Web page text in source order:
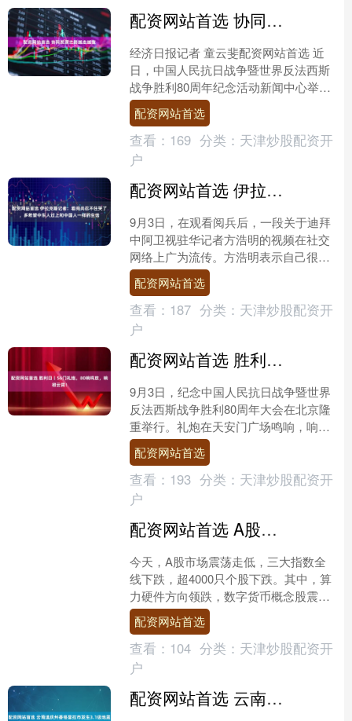
配资网站首选 协同发展之路越走越宽
经济日报记者 童云斐配资网站首选 近
日，中国人民抗日战争暨世界反法西斯
战争胜利80周年纪念活动新闻中心举行
第三场外出参观采访活动，来自6个国家
和地区的境内外媒体....
配资网站首选
查看： 169 分类： 天津炒股配资开
户
配资网站首选 伊拉克籍记者：看阅兵忍不住哭了，多希望中东人过上和中国人一样的生活
9月3日，在观看阅兵后，一段关于迪拜
中阿卫视驻华记者方浩明的视频在社交
网络上广为流传。方浩明表示自己很震
撼，看了阅兵心情久久不能平复，看到
最后尤其是放飞和平鸽时....
配资网站首选
查看： 187 分类： 天津炒股配资开
户
配资网站首选 胜利日丨56门礼炮，80响鸣放，响彻云霄！
9月3日，纪念中国人民抗日战争暨世界
反法西斯战争胜利80周年大会在北京隆
重举行。礼炮在天安门广场鸣响，响彻
云霄。 这是礼炮阵地。新华社记者 牟宇
摄 这是礼炮阵....
配资网站首选
查看： 193 分类： 天津炒股配资开
户
配资网站首选 A股突然大跌，原因找到了！
今天，A股市场震荡走低，三大指数全
线下跌，超4000只个股下跌。其中，算
力硬件方向领跌，数字货币概念股震荡
走低。资金开始回流防御性板块，黄
金、银行、电力等方向逆....
配资网站首选
查看： 104 分类： 天津炒股配资开
户
配资网站首选 云南迪庆州香格里拉市发生3.1级地震